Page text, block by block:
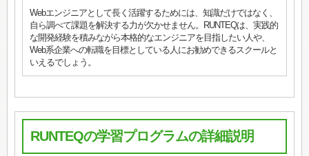
Webエンジニアとして長く活躍するためには、知識だけではなく、
自ら調べて課題を解決する力が欠かせません。RUNTEQは、実践的
な開発経験を積みながら本格的なエンジニアを目指したい人や、
Web系企業への転職を目標としている人にお勧めできるスクールと
いえるでしょう。
RUNTEQの学習プログラムの詳細説明